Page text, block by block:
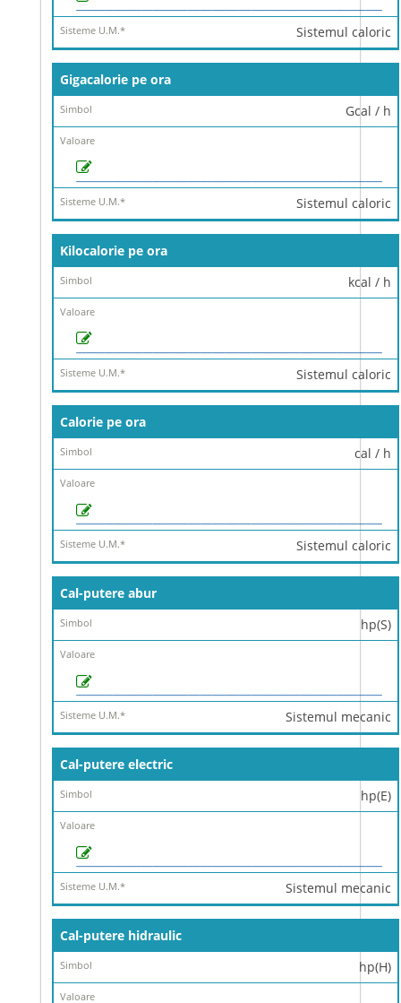
Sistemul caloric
Gigacalorie pe ora
Gcal / h
Sistemul caloric
Kilocalorie pe ora
kcal / h
Sistemul caloric
Calorie pe ora
cal / h
Sistemul caloric
Cal-putere abur
hp(S)
Sistemul mecanic
Cal-putere electric
hp(E)
Sistemul mecanic
Cal-putere hidraulic
hp(H)